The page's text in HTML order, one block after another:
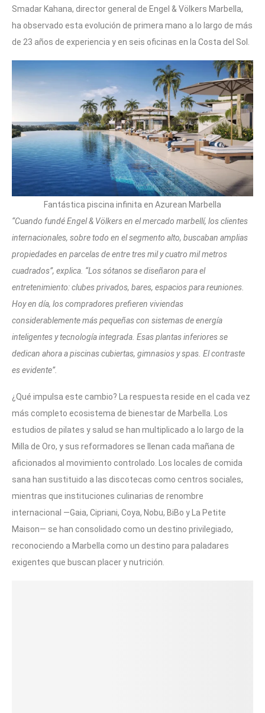
Smadar Kahana, director general de Engel & Völkers Marbella,
ha observado esta evolución de primera mano a lo largo de más
de 23 años de experiencia y en seis oficinas en la Costa del Sol.
Fantástica piscina infinita en Azurean Marbella
“Cuando fundé Engel & Völkers en el mercado marbellí, los clientes
internacionales, sobre todo en el segmento alto, buscaban amplias
propiedades en parcelas de entre tres mil y cuatro mil metros
cuadrados”, explica. “Los sótanos se diseñaron para el
entretenimiento: clubes privados, bares, espacios para reuniones.
Hoy en día, los compradores prefieren viviendas
considerablemente más pequeñas con sistemas de energía
inteligentes y tecnología integrada. Esas plantas inferiores se
dedican ahora a piscinas cubiertas, gimnasios y spas. El contraste
es evidente”.
¿Qué impulsa este cambio? La respuesta reside en el cada vez
más completo ecosistema de bienestar de Marbella. Los
estudios de pilates y salud se han multiplicado a lo largo de la
Milla de Oro, y sus reformadores se llenan cada mañana de
aficionados al movimiento controlado. Los locales de comida
sana han sustituido a las discotecas como centros sociales,
mientras que instituciones culinarias de renombre
internacional —Gaia, Cipriani, Coya, Nobu, BiBo y La Petite
Maison— se han consolidado como un destino privilegiado,
reconociendo a Marbella como un destino para paladares
exigentes que buscan placer y nutrición.